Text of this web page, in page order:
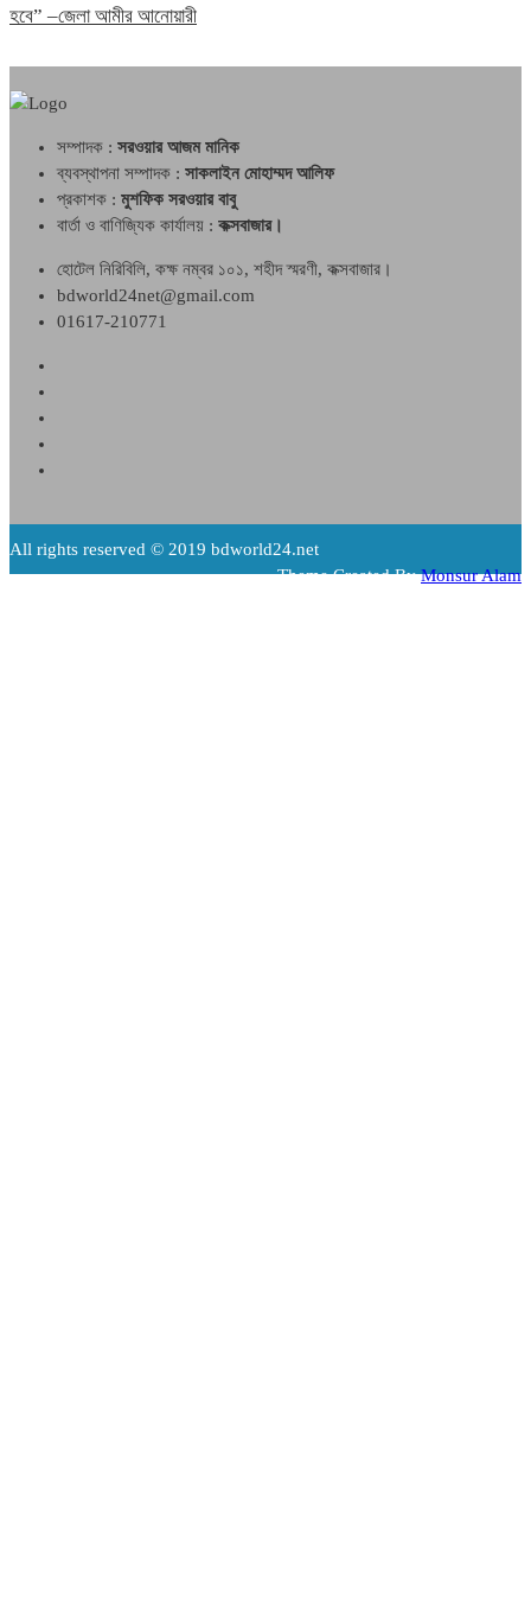
হবে” –জেলা আমীর আনোয়ারী
সম্পাদক : সরওয়ার আজম মানিক
ব্যবস্থাপনা সম্পাদক : সাকলাইন মোহাম্মদ আলিফ
প্রকাশক : মুশফিক সরওয়ার বাবু
বার্তা ও বাণিজ্যিক কার্যালয় : কক্সবাজার।
হোটেল নিরিবিলি, কক্ষ নম্বর ১০১, শহীদ স্মরণী, কক্সবাজার।
bdworld24net@gmail.com
01617-210771
All rights reserved © 2019 bdworld24.net
Theme Created ByMonsur Alam